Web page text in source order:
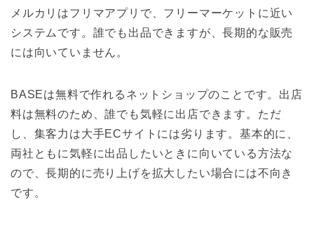
メルカリはフリマアプリで、フリーマーケットに近い
システムです。誰でも出品できますが、長期的な販売
には向いていません。
BASEは無料で作れるネットショップのことです。出店
料は無料のため、誰でも気軽に出店できます。ただ
し、集客力は大手ECサイトには劣ります。基本的に、
両社ともに気軽に出品したいときに向いている方法な
ので、長期的に売り上げを拡大したい場合には不向き
です。